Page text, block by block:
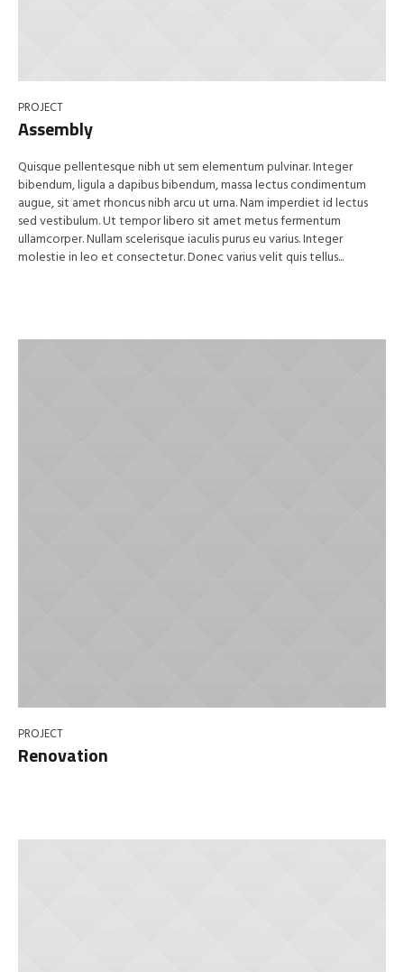
PROJECT
Assembly
Quisque pellentesque nibh ut sem elementum pulvinar. Integer
bibendum, ligula a dapibus bibendum, massa lectus condimentum
augue, sit amet rhoncus nibh arcu ut urna. Nam imperdiet id lectus
sed vestibulum. Ut tempor libero sit amet metus fermentum
ullamcorper. Nullam scelerisque iaculis purus eu varius. Integer
molestie in leo et consectetur. Donec varius velit quis tellus...
PROJECT
Renovation